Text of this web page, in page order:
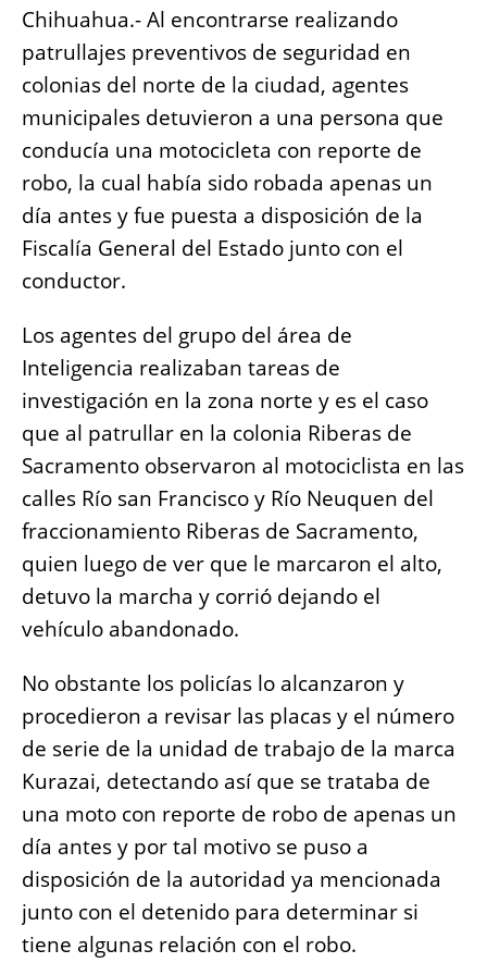
e
b
o
o
k
s
A
p
p
e
n
g
er
l y
Li
n
k
re
Chihuahua.- Al encontrarse realizando
patrullajes preventivos de seguridad en
colonias del norte de la ciudad, agentes
municipales detuvieron a una persona que
conducía una motocicleta con reporte de
robo, la cual había sido robada apenas un
día antes y fue puesta a disposición de la
Fiscalía General del Estado junto con el
conductor.
Los agentes del grupo del área de
Inteligencia realizaban tareas de
investigación en la zona norte y es el caso
que al patrullar en la colonia Riberas de
Sacramento observaron al motociclista en las
calles Río san Francisco y Río Neuquen del
fraccionamiento Riberas de Sacramento,
quien luego de ver que le marcaron el alto,
detuvo la marcha y corrió dejando el
vehículo abandonado.
No obstante los policías lo alcanzaron y
procedieron a revisar las placas y el número
de serie de la unidad de trabajo de la marca
Kurazai, detectando así que se trataba de
una moto con reporte de robo de apenas un
día antes y por tal motivo se puso a
disposición de la autoridad ya mencionada
junto con el detenido para determinar si
tiene algunas relación con el robo.